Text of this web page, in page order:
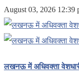
August 03, 2026 12:39
लखनऊ में अधिवक्ता